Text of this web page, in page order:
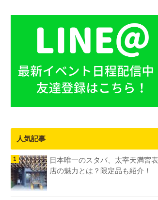
人気記事
日本唯一のスタバ、太宰天満宮
店の魅力とは？限定品も紹介！